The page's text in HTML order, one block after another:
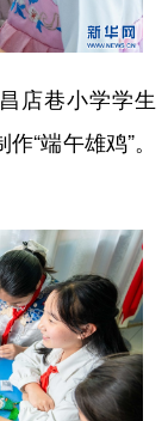
店巷小学学生
“端午雄鸡”。